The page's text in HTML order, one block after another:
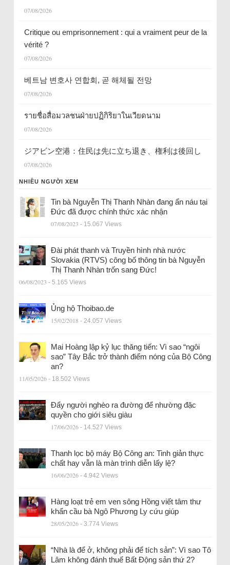
07/08/2026
Critique ou emprisonnement : qui a vraiment peur de la
vérité ?
07/08/2026
베트남 변호사 연합회, 곧 해체될 전망
07/08/2026
รายชื่อสื่อมวลชนฝ่ายปฏิกิริยาในเวียดนาม
07/08/2026
ジアビン空港：住民は先に立ち退き、権利は後回し
07/08/2026
NHIỀU NGƯỜI XEM
Tin bà Nguyễn Thị Thanh Nhàn đang ẩn náu tại
Đức đã được chính thức xác nhận
07/08/2023 - 15.067 Views
Đài phát thanh và Truyền hình nhà nước
Slovakia (RTVS) công bố thông tin bà Nguyễn
Thị Thanh Nhàn trốn sang Đức!
06/08/2023 - 5.165 Views
Ủng hộ Thoibao.de
15/02/2018 - 24.057 Views
Mai Hoàng lập kỷ lục thăng tiến: Vì sao “ngôi
sao” Tây Bắc trở thành điểm nóng của Bộ Công
an?
11/05/2026 - 18.502 Views
Đẩy người nghèo ra đường để nhường đặc
quyền cho giới siêu giàu
17/06/2026 - 14.527 Views
Thanh lọc bộ máy Bộ Công an: Tinh giản thực
chất hay vẫn là màn trình diễn lấy lệ?
16/06/2026 - 4.942 Views
Hàng loạt trẻ em ven sông Hồng viết tâm thư
khẩn cầu bà Ngô Phương Ly cứu giúp
28/05/2026 - 3.774 Views
“Nhà là để ở, không phải để tích sản”: Vì sao Tô
Lâm không đánh thuế Bất Động sản thứ 2?